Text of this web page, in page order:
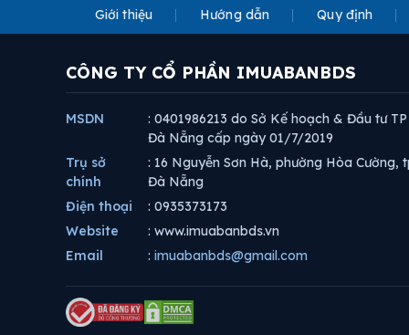
Giới thiệu Hướng dẫn Quy định
CÔNG TY CỔ PHẦN IMUABANBDS
MSDN
: 0401986213 do Sở Kế hoạch & Đầu tư TP
Đà Nẵng cấp ngày 01/7/2019
Trụ sở
chính
: 16 Nguyễn Sơn Hà, phường Hòa Cường,
Đà Nẵng
Điện thoại
: 0935373173
Website
: www.imuabanbds.vn
Email
: imuabanbds@gmail.com